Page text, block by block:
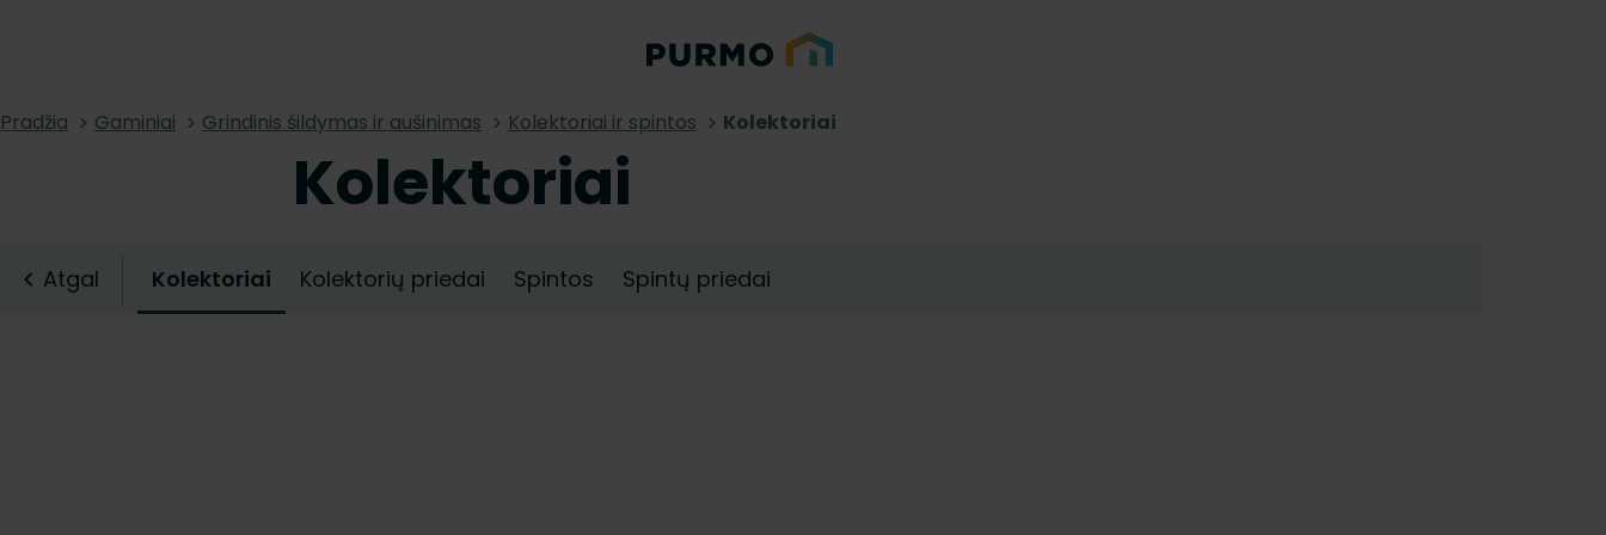
Pradžia Gaminiai Grindinis šildymas ir aušinimas Kolektoriai ir spintos Kolektoriai
Kolektoriai
Atgal Kolektoriai Kolektorių priedai Spintos Spintų priedai